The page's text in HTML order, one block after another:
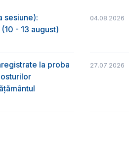
sesiune):
- 13 august)
04.08.2026
la proba
27.07.2026